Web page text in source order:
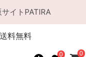
イト PATIRA
料無料
0 0